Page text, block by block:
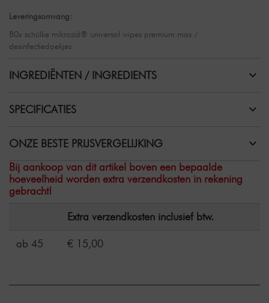
Leveringsomvang:
80x schülke mikrozid® universal wipes premium max /
desinfectiedoekjes
INGREDIËNTEN / INGREDIENTS
SPECIFICATIES
ONZE BESTE PRIJSVERGELIJKING
Bij aankoop van dit artikel boven een bepaalde
hoeveelheid worden extra verzendkosten in rekening
gebracht!
Extra verzendkosten inclusief btw.
ab 45 € 15,00